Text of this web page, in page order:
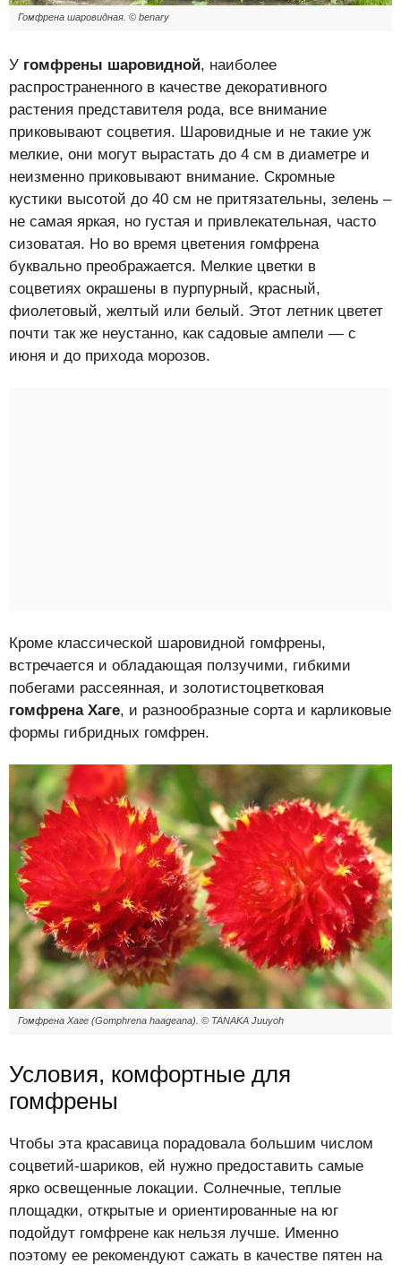
Гомфрена шаровидная. © benary
У гомфрены шаровидной, наиболее
распространенного в качестве декоративного
растения представителя рода, все внимание
приковывают соцветия. Шаровидные и не такие уж
мелкие, они могут вырастать до 4 см в диаметре и
неизменно приковывают внимание. Скромные
кустики высотой до 40 см не притязательны, зелень –
не самая яркая, но густая и привлекательная, часто
сизоватая. Но во время цветения гомфрена
буквально преображается. Мелкие цветки в
соцветиях окрашены в пурпурный, красный,
фиолетовый, желтый или белый. Этот летник цветет
почти так же неустанно, как садовые ампели — с
июня и до прихода морозов.
Кроме классической шаровидной гомфрены,
встречается и обладающая ползучими, гибкими
побегами рассеянная, и золотистоцветковая
гомфрена Хаге, и разнообразные сорта и карликовые
формы гибридных гомфрен.
Гомфрена Хаге (Gomphrena haageana). © TANAKA Juuyoh
Условия, комфортные для
гомфрены
Чтобы эта красавица порадовала большим числом
соцветий-шариков, ей нужно предоставить самые
ярко освещенные локации. Солнечные, теплые
площадки, открытые и ориентированные на юг
подойдут гомфрене как нельзя лучше. Именно
поэтому ее рекомендуют сажать в качестве пятен на